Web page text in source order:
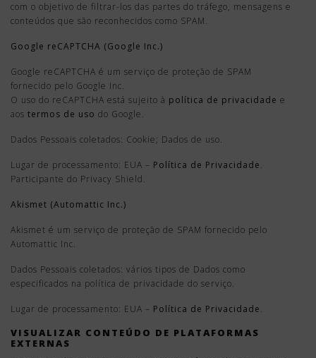
com o objetivo de filtrar-los das partes do tráfego, mensagens e
conteúdos que são reconhecidos como SPAM.
Google reCAPTCHA (Google Inc.)
Google reCAPTCHA é um serviço de proteção de SPAM
fornecido pelo Google Inc.
O uso do reCAPTCHA está sujeito à política de privacidade e
aos termos de uso do Google.
Dados Pessoais coletados: Cookie; Dados de uso.
Lugar de processamento: EUA – Política de Privacidade.
Participante do Privacy Shield.
Akismet (Automattic Inc.)
Akismet é um serviço de proteção de SPAM fornecido pelo
Automattic Inc.
Dados Pessoais coletados: vários tipos de Dados como
especificados na política de privacidade do serviço.
Lugar de processamento: EUA – Política de Privacidade.
VISUALIZAR CONTEÚDO DE PLATAFORMAS
EXTERNAS